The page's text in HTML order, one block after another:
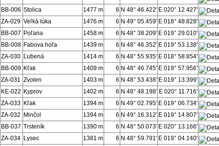
BB-006 Stolica 1477 m 6 N 48° 46.422' E 020° 12.427'
ZA-029 Veľká lúka 1476 m 6 N 49° 05.459' E 018° 48.828'
BB-007 Poľana 1458 m 6 N 48° 38.209' E 019° 29.010'
BB-008 Fabova hoľa 1439 m 6 N 48° 46.352' E 019° 53.138'
ZA-030 Ľubená 1414 m 6 N 48° 55.935' E 018° 58.854'
BB-009 Kľak 1409 m 6 N 48° 46.745' E 019° 57.956'
ZA-031 Zvolen 1403 m 6 N 48° 53.438' E 019° 13.399'
KE-022 Kyprov 1402 m 6 N 48° 48.198' E 020° 11.716'
ZA-033 Kľak 1394 m 6 N 49° 02.795' E 019° 06.734'
ZA-032
Minčol 1394 m 6 N 49° 16.312' E 019° 14.807'
BB-037 Trsteník 1390 m 6 N 48° 50.073' E 020° 13.166'
ZA-034 Lysec 1381 m 6 N 48° 59.791' E 019° 04.140'